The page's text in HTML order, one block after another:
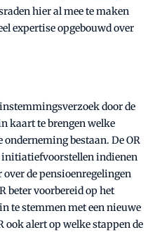
hier al mee te maken
expertise opgebouwd over
door de
kaart te brengen welke
bestaan. De OR
initiatiefvoorstellen indienen
de pensioenregelingen
beter voorbereid op het
te stemmen met een nieuwe
ook alert op welke stappen de